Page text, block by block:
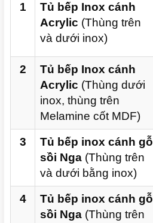
1
Tủ bếp Inox cánh
Acrylic (Thùng trên
và dưới inox)
2
Tủ bếp Inox cánh
Acrylic (Thùng dưới
inox, thùng trên
Melamine cốt MDF)
3
Tủ bếp inox cánh gỗ
sồi Nga (Thùng trên
và dưới bằng inox)
4
Tủ bếp inox cánh gỗ
sồi Nga (Thùng trên